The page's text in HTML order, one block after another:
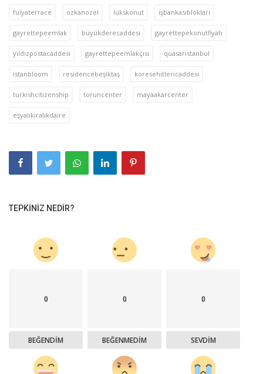
fulyaterrace ozkanozel lükskonut işbankasıblokları
gayrettepeemlak büyükderecaddesi gayrettepekonutfiyatı
yıldızpostacaddesi gayrettepeemlakçısı quasaristanbul
istanbloom residencebeşiktaş koresehitlericaddesi
turkishcitizenship toruncenter mayaakarcenter
eşyalıkiralıkdaire
TEPKINIZ NEDIR?
0
BEĞENDIM
0
BEĞENMEDIM
0
SEVDIM